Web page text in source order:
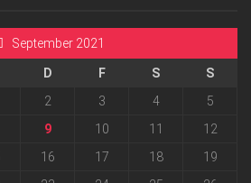
September 2021
D F S
S
2 3 4
5
9 10 11
12
16 17 18
19